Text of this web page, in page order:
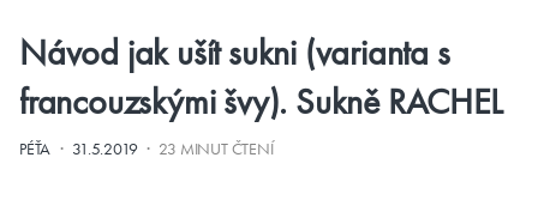
Návod jak ušít sukni (varianta s
francouzskými švy). Sukně RACHEL
PÉŤA · 31.5.2019· 23 MINUT ČTENÍ